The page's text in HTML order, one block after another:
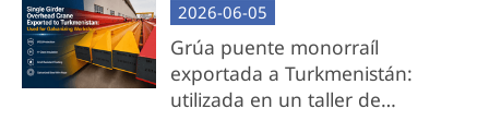
Flexibilidad local: Ofrecemos dibujos de
ingeniería detallados, modelos 3D y
orientación paso a paso para la
fabricación local de vigas transversales.
2026-06-05
Grúa puente monorraíl
exportada a Turkmenistán:
utilizada en un taller de